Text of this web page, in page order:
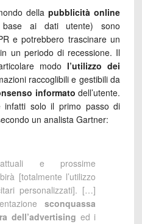
dellapubblicità online
ai dati utente) sono
e potrebbero trascinare un
un periodo di recessione. Il
modo l’utilizzo dei
raccoglibili e gestibili da
informato dell’utente.
infatti solo il primo passo di
un analista Gartner:
e prossime
[totalmente l’utilizzo
personalizzati]. […]
sconquassa
dell’advertising ed i